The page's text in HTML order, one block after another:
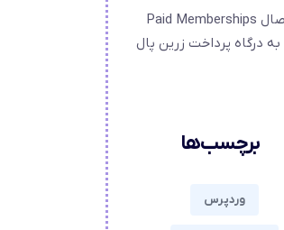
اتصال Paid Memberships
برچسب‌ها
وردپرس